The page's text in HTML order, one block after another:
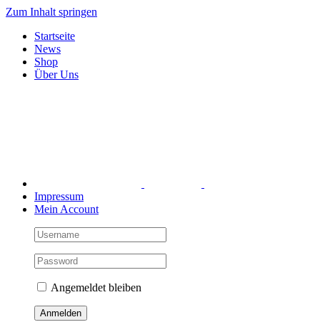
Zum Inhalt springen
Startseite
News
Shop
Über Uns
Impressum
Mein Account
Angemeldet bleiben